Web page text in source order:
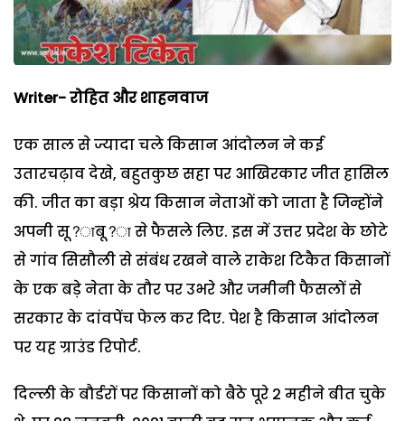
Writer- रोहित और शाहनवाज
एक साल से ज्यादा चले किसान आंदोलन ने कई
उतारचढ़ाव देखे, बहुतकुछ सहा पर आखिरकार जीत हासिल
की. जीत का बड़ा श्रेय किसान नेताओं को जाता है जिन्होंने
अपनी सू?ाबू?ा से फैसले लिए. इस में उत्तर प्रदेश के छोटे
से गांव सिसौली से संबंध रखने वाले राकेश टिकैत किसानों
के एक बड़े नेता के तौर पर उभरे और जमीनी फैसलों से
सरकार के दांवपेंच फेल कर दिए. पेश है किसान आंदोलन
पर यह ग्राउंड रिपोर्ट.
दिल्ली के बौर्डरों पर किसानों को बैठे पूरे 2 महीने बीत चुके